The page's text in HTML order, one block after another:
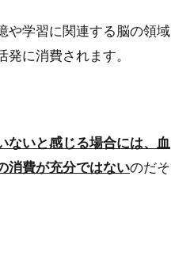
悪いという人は”朝に音楽を聴く”と
取りが16万円ってどうな
や学習に関連する脳の領域
に消費されます。
ないと感じる場合には、血
消費が充分ではないのだそ